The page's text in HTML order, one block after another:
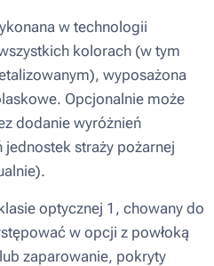
w technologii
kolorach (w tym
wyposażona
Opcjonalnie może
dodanie wyróżnień
straży pożarnej
optycznej 1, chowany do
w opcji z powłoką
zaparowanie, pokryty